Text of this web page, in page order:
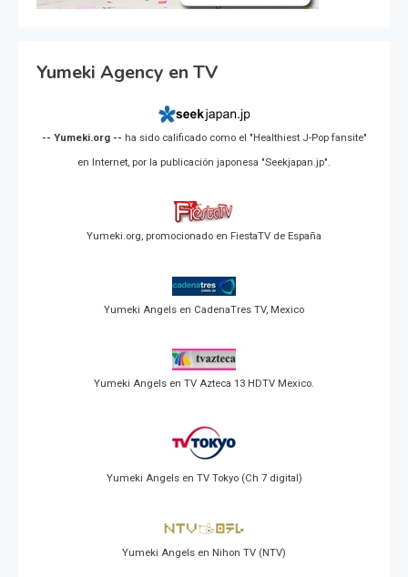
Yumeki Agency en TV
-- Yumeki.org -- ha sido calificado como el "Healthiest J-Pop fansite"
en Internet, por la publicación japonesa "Seekjapan.jp".
Yumeki.org, promocionado en FiestaTV de España
Yumeki Angels en CadenaTres TV, Mexico
Yumeki Angels en TV Azteca 13 HDTV Mexico.
Yumeki Angels en TV Tokyo (Ch 7 digital)
Yumeki Angels en Nihon TV (NTV)